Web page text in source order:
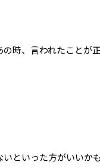
時、言われたことが
といった方がいいか